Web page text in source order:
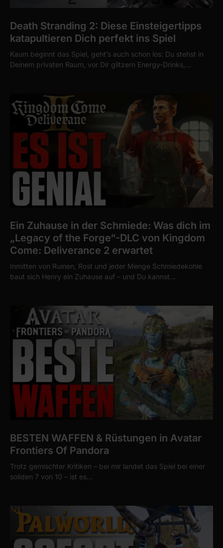
provide social media features and to analyse our traffic.
We also share information about your use of our site with
our social media, advertising and analytics partners who
may combine it with other information that you’ve
provided to them or that they’ve collected from your use
of their services.
Death Stranding 2: Diese Einsteigertipps
katapultieren Dich perfekt ins Spiel
Kaum beginnt das Spiel, geht’s auch schon los: Du stehst in
Deinem privaten Raum, vor Dir glitzern Energy-Drinks,…
Ein Zuhause in der Schmiede: Was dich im
„Legacy of the Forge“-DLC von Kingdom
Come: Deliverance 2 erwartet
Inmitten von Ruinen, Rost und jeder Menge Schmiedekohle
baut sich Henry ein Zuhause auf – und Du kannst…
BESTEN WAFFEN & Rüstungen in Avatar
Frontiers Of Pandora
Trotz gemischter Kritiken – bei mir landet das Spiel bei einer
soliden 7 von 10 – ist es…